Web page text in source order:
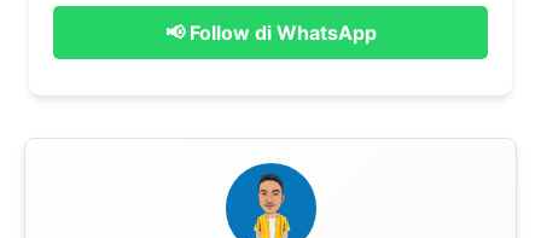
📢 Follow di WhatsApp